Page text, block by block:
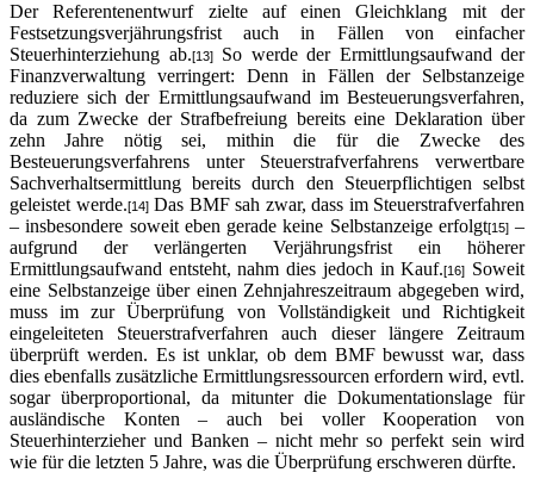
Der Referentenentwurf zielte auf einen Gleichklang mit der
Festsetzungsverjährungsfrist auch in Fällen von einfacher
Steuerhinterziehung ab.[13]So werde der Ermittlungsaufwand der
Finanzverwaltung verringert: Denn in Fällen der Selbstanzeige
reduziere sich der Ermittlungsaufwand im Besteuerungsverfahren,
da zum Zwecke der Strafbefreiung bereits eine Deklaration über
zehn Jahre nötig sei, mithin die für die Zwecke des
Besteuerungsverfahrens unter Steuerstrafverfahrens verwertbare
Sachverhaltsermittlung bereits durch den Steuerpflichtigen selbst
geleistet werde.[14]Das BMF sah zwar, dass im Steuerstrafverfahren
– insbesondere soweit eben gerade keine Selbstanzeige erfolgt[15]–
aufgrund der verlängerten Verjährungsfrist ein höherer
Ermittlungsaufwand entsteht, nahm dies jedoch in Kauf.[16]
Soweit
eine Selbstanzeige über einen Zehnjahreszeitraum abgegeben wird,
muss im zur Überprüfung von Vollständigkeit und Richtigkeit
eingeleiteten Steuerstrafverfahren auch dieser längere Zeitraum
überprüft werden. Es ist unklar, ob dem BMF bewusst war, dass
dies ebenfalls zusätzliche Ermittlungsressourcen erfordern wird, evtl.
sogar überproportional, da mitunter die Dokumentationslage für
ausländische Konten – auch bei voller Kooperation von
Steuerhinterzieher und Banken – nicht mehr so perfekt sein wird
wie für die letzten 5 Jahre, was die Überprüfung erschweren dürfte.